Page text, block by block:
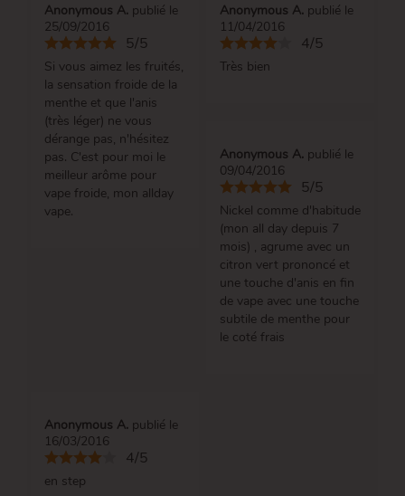
Anonymous A. publié le
25/09/2016
5/5
Si vous aimez les fruités,
la sensation froide de la
menthe et que l'anis
(très léger) ne vous
dérange pas, n'hésitez
pas. C'est pour moi le
meilleur arôme pour
vape froide, mon allday
vape.
Anonymous A. publié le
11/04/2016
4/5
Très bien
Anonymous A. publié le
09/04/2016
5/5
Nickel comme d'habitude
(mon all day depuis 7
mois) , agrume avec un
citron vert prononcé et
une touche d'anis en fin
de vape avec une touche
subtile de menthe pour
le coté frais
Anonymous A. publié le
16/03/2016
4/5
en step